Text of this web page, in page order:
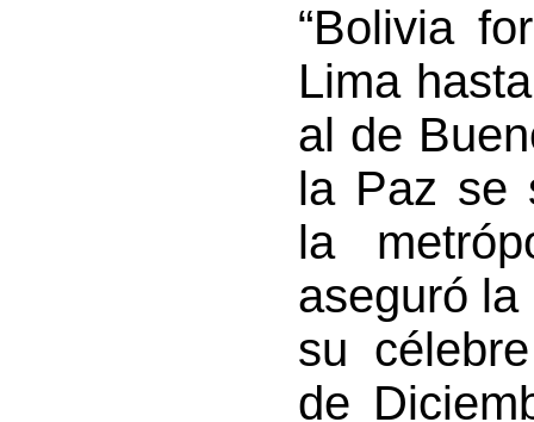
“Bolivia
Lima
al de
la Paz se
la
aseguró
su
de